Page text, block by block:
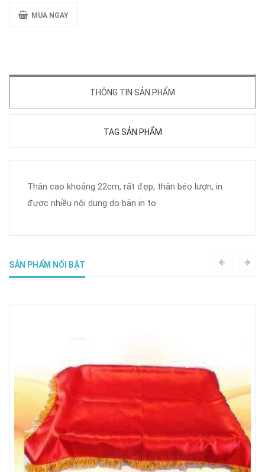
MUA NGAY
THÔNG TIN SẢN PHẨM
TAG SẢN PHẨM
Thân cao khoảng 22cm, rất đẹp, thân béo lượn, in
được nhiều nội dung do bản in to
SẢN PHẨM NỔI BẬT